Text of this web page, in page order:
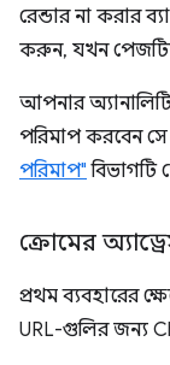
রেন্ডার না করার
করুন, যখন
আপনার
পরিমাপ করবেন
পরিমাপ" বিভাগটি
ক্রোমের
প্রথম ব্যবহারের
URL-গুলির জন্য